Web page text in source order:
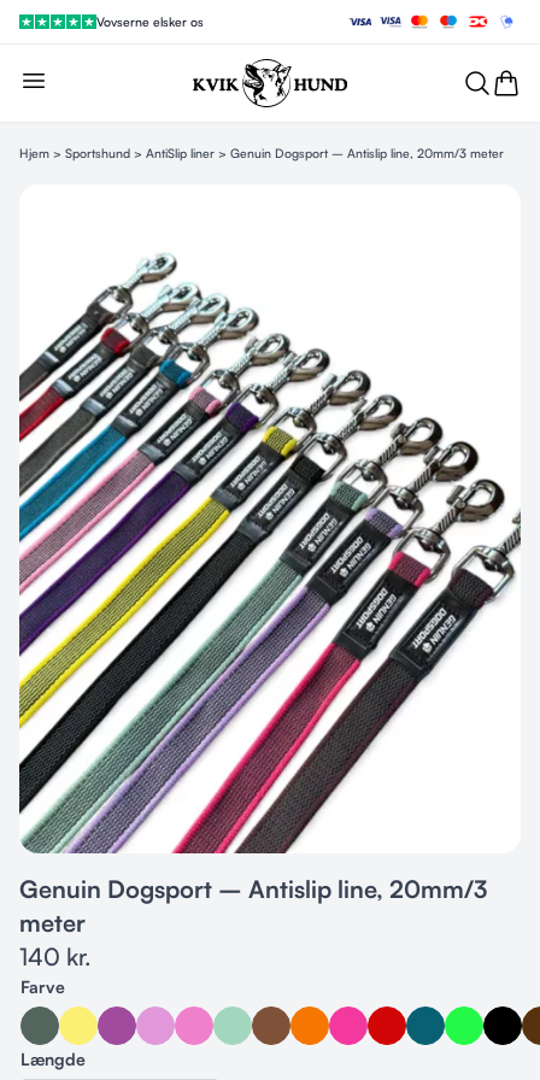
Vovserne elsker os
Hjem > Sportshund > AntiSlip liner > Genuin Dogsport – Antislip line, 20mm/3 meter
Genuin Dogsport – Antislip line, 20mm/3
meter
140 kr.
Farve
Længde